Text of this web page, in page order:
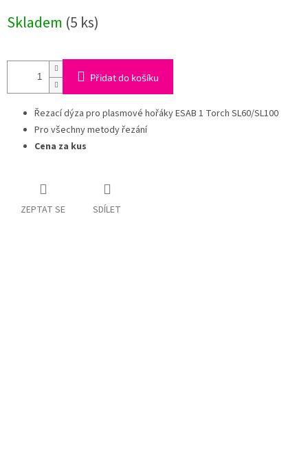
cena:
Skladem (5 ks)
Přidat do košíku
Řezací dýza pro plasmové hořáky ESAB 1 Torch SL60/SL100
Pro všechny metody řezání
Cena za kus
ZEPTAT SE SDÍLET